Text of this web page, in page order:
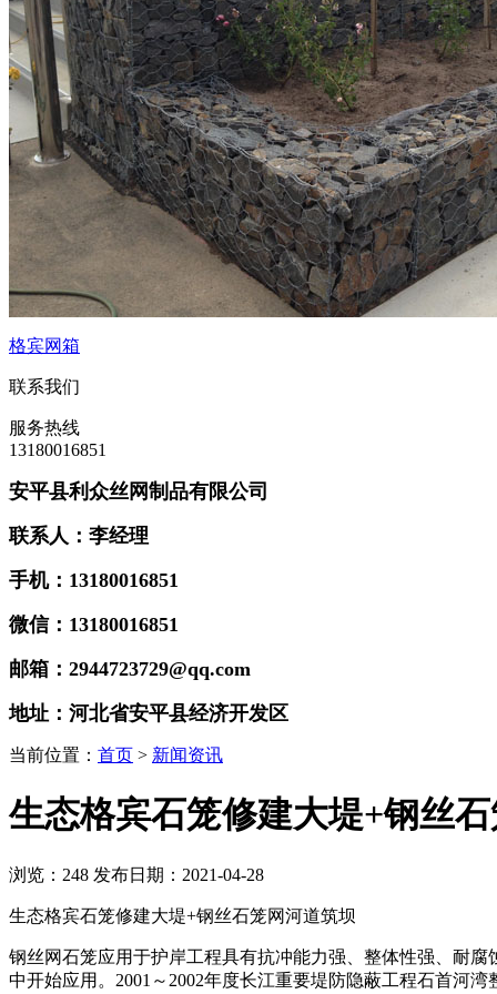
格宾网箱
联系我们
服务热线
13180016851
安平县利众丝网制品有限公司
联系人：李经理
手机：13180016851
微信：13180016851
邮箱：2944723729@qq.com
地址：河北省安平县经济开发区
当前位置： 首页 > 新闻资讯
生态格宾石笼修建大堤+钢丝
浏览： 248 发布日期：2021-04-28
生态格宾石笼修建大堤+钢丝石笼网河道筑坝
钢丝网石笼应用于护岸工程具有抗冲能力强、整体性强、耐
中开始应用。 2001 ～ 2002年度长江重要堤防隐蔽工程石首河